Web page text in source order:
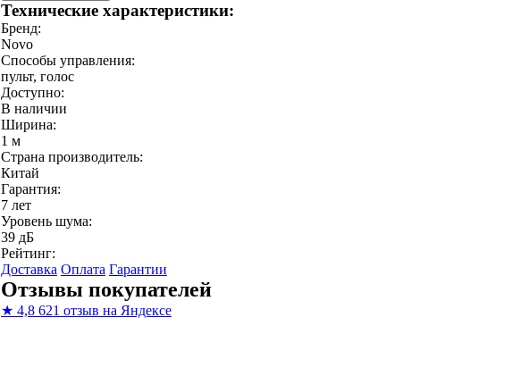
Технические характеристики:
Бренд:
Novo
Способы управления:
пульт, голос
Доступно:
В наличии
Ширина:
1 м
Страна производитель:
Китай
Гарантия:
7 лет
Уровень шума:
39 дБ
Рейтинг:
Доставка Оплата Гарантии
Отзывы покупателей
★ 4,8 621 отзыв на Яндексе